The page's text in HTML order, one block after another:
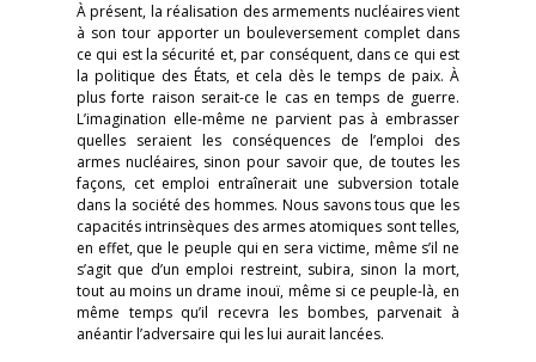
À présent, la réalisation des armements nucléaires vient
à son tour apporter un bouleversement complet dans
ce qui est la sécurité et, par conséquent, dans ce qui est
la politique des États, et cela dès le temps de paix. À
plus forte raison serait-ce le cas en temps de guerre.
L’imagination elle-même ne parvient pas à embrasser
quelles seraient les conséquences de l’emploi des
armes nucléaires, sinon pour savoir que, de toutes les
façons, cet emploi entraînerait une subversion totale
dans la société des hommes. Nous savons tous que les
capacités intrinsèques des armes atomiques sont telles,
en effet, que le peuple qui en sera victime, même s’il ne
s’agit que d’un emploi restreint, subira, sinon la mort,
tout au moins un drame inouï, même si ce peuple-là, en
même temps qu’il recevra les bombes, parvenait à
anéantir l’adversaire qui les lui aurait lancées.